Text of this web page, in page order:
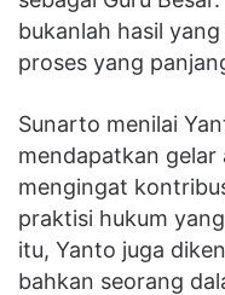
bukanlah hasil
proses yang
Sunarto menilai
mendapatkan
mengingat
praktisi hukum
itu, Yanto juga
bahkan seorang